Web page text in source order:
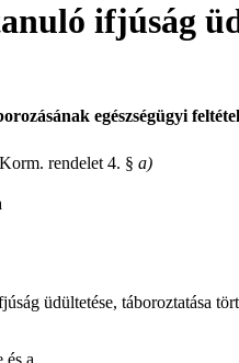
ifjúság
egészségügyi
rendelet4. § a)
üdültetése, táboroztatása
és a